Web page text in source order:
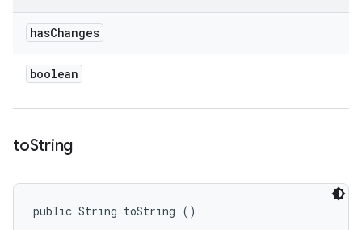
hasChanges
boolean
toString
public String toString ()